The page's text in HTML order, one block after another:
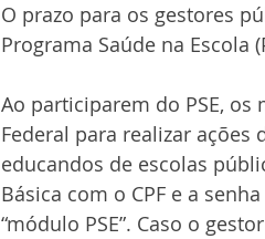
O prazo para os gestores
Programa Saúde na Escola
Ao participarem do PSE,
Federal para realizar ações
educandos de escolas
Básica com o CPF e a
“módulo PSE”. Caso o